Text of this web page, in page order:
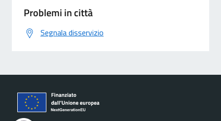
Problemi in città
Segnala disservizio